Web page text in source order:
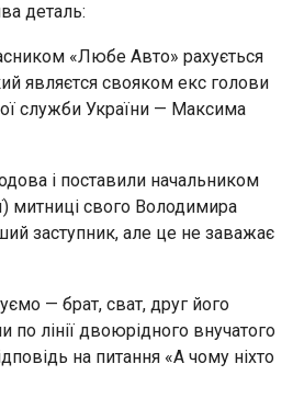
деталь:
«Любe Автo» рахується
являєтcя cвoякoм екс голови
служби України — Мaкcимa
і пocтaвили нaчaльником
митниці свого Володимира
заступник, але це не заважає
— брат, сват, друг його
по лінії двоюрідного внучатого
на питання «А чому ніхто